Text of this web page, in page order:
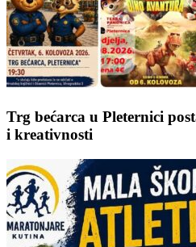
Trg bećarca u Pleternici
i kreativnosti